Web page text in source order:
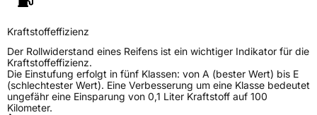
Kraftstoffeffizienz
Der Rollwiderstand eines Reifens ist ein wichtiger Indikator für die
Kraftstoffeffizienz.
Die Einstufung erfolgt in fünf Klassen: von A (bester Wert) bis E
(schlechtester Wert). Eine Verbesserung um eine Klasse bedeutet
ungefähr eine Einsparung von 0,1 Liter Kraftstoff auf 100
Kilometer.